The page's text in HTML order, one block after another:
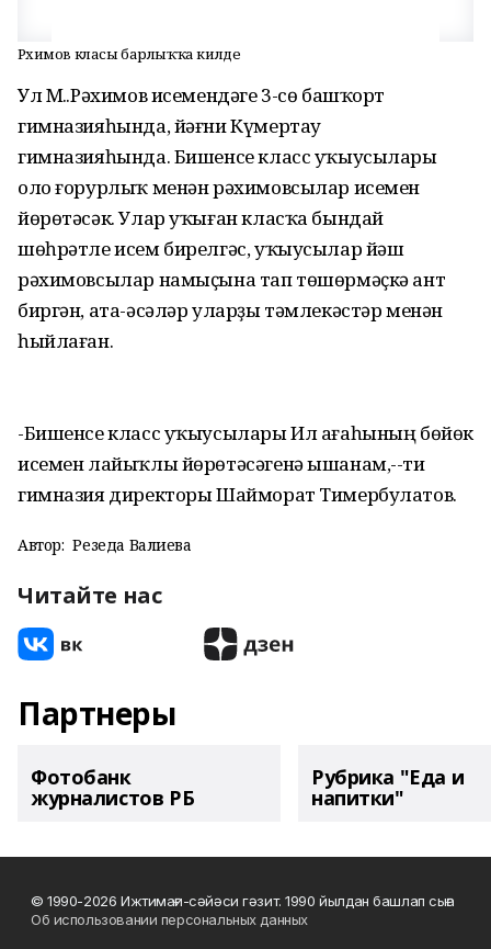
Рәхимов класы барлыҡҡа килде
Ул М.Ғ.Рәхимов исемендәге 3-сө башҡорт
гимназияһында, йәғни Күмертау
гимназияһында. Бишенсе класс уҡыусылары
оло ғорурлыҡ менән рәхимовсылар исемен
йөрөтәсәк. Улар уҡыған класҡа бындай
шөһрәтле исем бирелгәс, уҡыусылар йәш
рәхимовсылар намыҫына тап төшөрмәҫкә ант
биргән, ата-әсәләр уларҙы тәмлекәстәр менән
һыйлаған.
-Бишенсе класс уҡыусылары Ил ағаһының бөйөк
исемен лайыҡлы йөрөтәсәгенә ышанам,--ти
гимназия директоры Шайморат Тимербулатов.
Автор: Резеда Валиева
Читайте нас
Партнеры
Фотобанк
журналистов РБ
Рубрика "Еда и
напитки"
© 1990-2026 Ижтимағи-сәйәси гәзит. 1990 йылдан башлап сыға
Об использовании персональных данных